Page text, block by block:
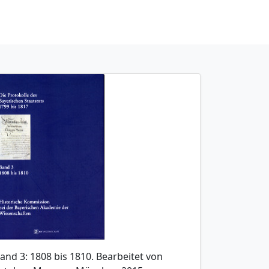
3: 1808 bis 1810. Bearbeitet von